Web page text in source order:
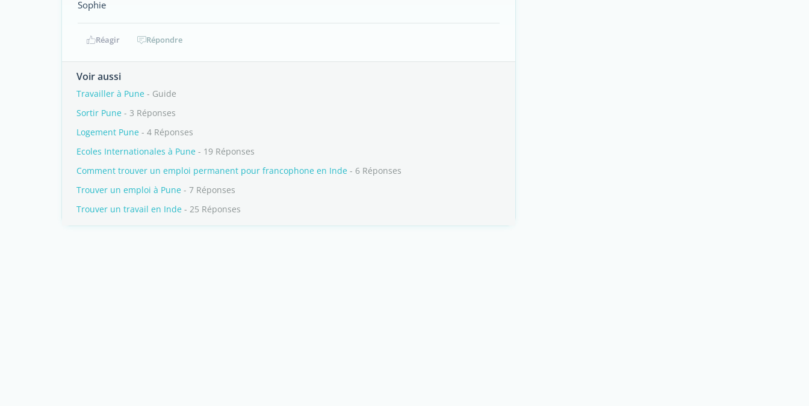
Sophie
Réagir Répondre
Voir aussi
Travailler à Pune - Guide
Sortir Pune - 3 Réponses
Logement Pune - 4 Réponses
Ecoles Internationales à Pune - 19 Réponses
Comment trouver un emploi permanent pour francophone en Inde - 6 Réponses
Trouver un emploi à Pune - 7 Réponses
Trouver un travail en Inde - 25 Réponses